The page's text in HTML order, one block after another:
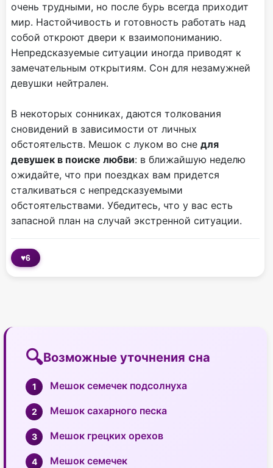
очень трудными, но после бурь всегда приходит
мир. Настойчивость и готовность работать над
собой откроют двери к взаимопониманию.
Непредсказуемые ситуации иногда приводят к
замечательным открытиям. Сон для незамужней
девушки нейтрален.
В некоторых сонниках, даются толкования
сновидений в зависимости от личных
обстоятельств. Мешок с луком во сне для
девушек в поиске любви: в ближайшую неделю
ожидайте, что при поездках вам придется
сталкиваться с непредсказуемыми
обстоятельствами. Убедитесь, что у вас есть
запасной план на случай экстренной ситуации.
♥6
Возможные уточнения сна
Мешок семечек подсолнуха
Мешок сахарного песка
Мешок грецких орехов
Мешок семечек